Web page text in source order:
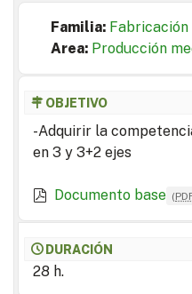
Familia:
Area: Producción
OBJETIVO
-Adquirir la
en 3 y 3+2 ejes
Documento base (
DURACIÓN
28 h.